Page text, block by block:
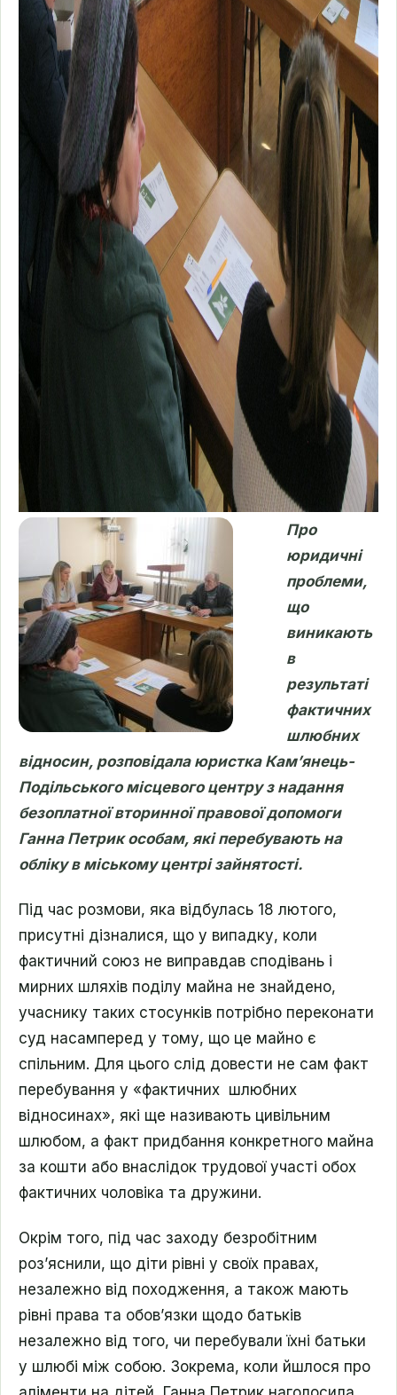
Про
юридичні
проблеми,
що
виникають
в
результаті
фактичних
шлюбних
відносин, розповідала юристка Кам’янець-
Подільського місцевого центру з надання
безоплатної вторинної правової допомоги
Ганна Петрик особам, які перебувають на
обліку в міському центрі зайнятості.
Під час розмови, яка відбулась 18 лютого,
присутні дізналися, що у випадку, коли
фактичний союз не виправдав сподівань і
мирних шляхів поділу майна не знайдено,
учаснику таких стосунків потрібно переконати
суд насамперед у тому, що це майно є
спільним. Для цього слід довести не сам факт
перебування у «фактичних шлюбних
відносинах», які ще називають цивільним
шлюбом, а факт придбання конкретного майна
за кошти або внаслідок трудової участі обох
фактичних чоловіка та дружини.
Окрім того, під час заходу безробітним
роз’яснили, що діти рівні у своїх правах,
незалежно від походження, а також мають
рівні права та обов’язки щодо батьків
незалежно від того, чи перебували їхні батьки
у шлюбі між собою. Зокрема, коли йшлося про